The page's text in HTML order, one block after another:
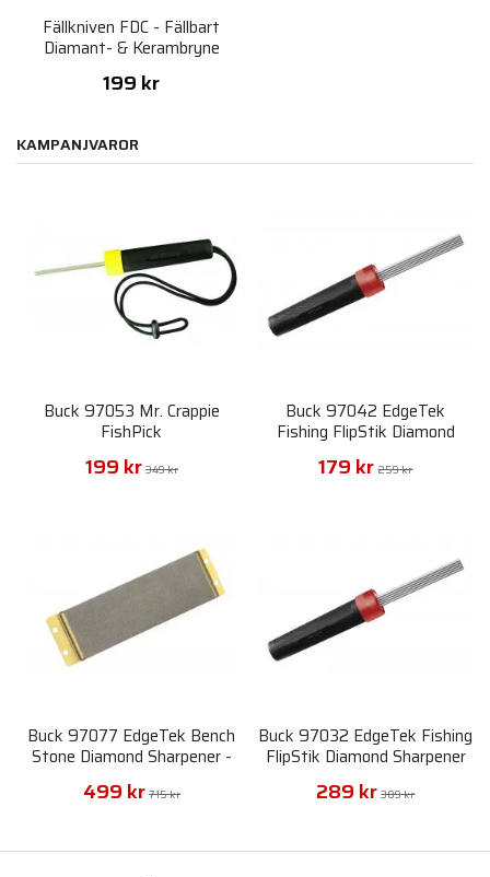
Fällkniven FDC - Fällbart
Diamant- & Kerambryne
199 kr
KAMPANJVAROR
Buck 97053 Mr. Crappie
FishPick
199 kr 349 kr
Buck 97042 EdgeTek
Fishing FlipStik Diamond
Sharpener
179 kr 259 kr
Buck 97077 EdgeTek Bench
Stone Diamond Sharpener -
Course Grit
499 kr 715 kr
Buck 97032 EdgeTek Fishing
FlipStik Diamond Sharpener
289 kr 389 kr